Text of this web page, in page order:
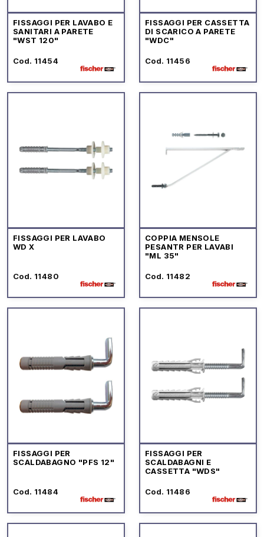
FISSAGGI PER LAVABO E
SANITARI A PARETE
"WST 120"
Cod. 11454
FISSAGGI PER CASSETTA
DI SCARICO A PARETE
"WDC"
Cod. 11456
FISSAGGI PER LAVABO
WD X
Cod. 11480
COPPIA MENSOLE
PESANTR PER LAVABI
"ML 35"
Cod. 11482
FISSAGGI PER
SCALDABAGNO "PFS 12"
Cod. 11484
FISSAGGI PER
SCALDABAGNI E
CASSETTA "WDS"
Cod. 11486